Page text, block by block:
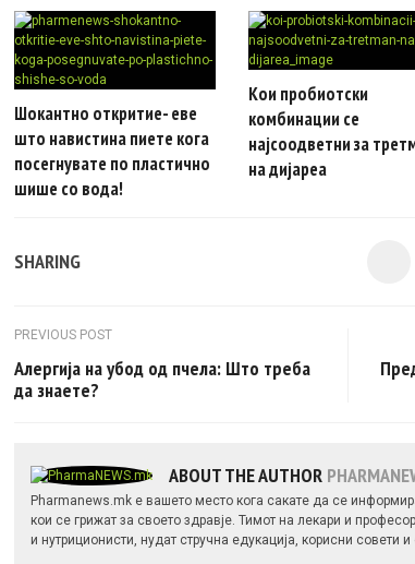
Шокантно откритие- еве
што навистина пиете кога
посегнувате по пластично
шише со вода!
Кои пробиотски
комбинации се
најсоодветни за
на дијареа
SHARING
Post navigation
PREVIOUS POST
Алергија на убод од пчела: Што треба
да знаете?
ABOUT THE AUTHOR
Pharmanews.mk е вашето место кога сакате да се
кои се грижат за своето здравје. Тимот на лекари и
и нутриционисти, нудат стручна едукација, корисни совети